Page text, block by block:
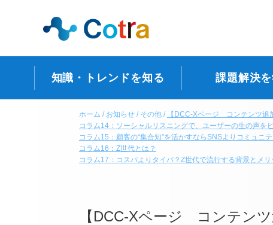
知識・トレンドを知る 課題解決
ホーム お知らせ その他
【DCC-Xページ コンテンツ追
コラム14：ソーシャルリスニングで、ユーザーの生の声を
コラム15：顧客の“集合知”を活かすならSNSよりコミュニ
コラム16：Z世代とは？
コラム17：コスパよりタイパ？Z世代で流行する背景とメリ
【DCC-Xページ コンテンツ